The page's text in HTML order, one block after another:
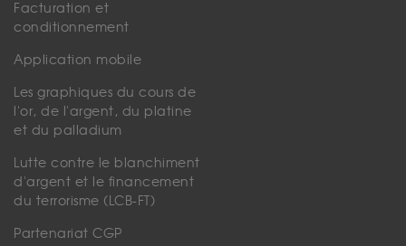
Facturation et
conditionnement
Application mobile
Les graphiques du cours de
l'or, de l'argent, du platine
et du palladium
Lutte contre le blanchiment
d'argent et le financement
du terrorisme (LCB-FT)
Partenariat CGP